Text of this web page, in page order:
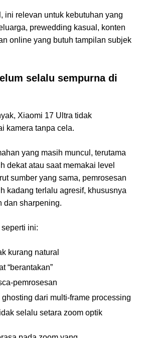
ini relevan untuk kebutuhan yang
prewedding kasual, konten
online yang butuh tampilan subjek
selalu sempurna di
Xiaomi 17 Ultra tidak
kamera tanpa cela.
yang masih muncul, terutama
dekat atau saat memakai level
sumber yang sama, pemrosesan
kadang terlalu agresif, khususnya
dan sharpening.
ini:
kurang natural
“berantakan”
pemrosesan
dari multi-frame processing
selalu setara zoom optik